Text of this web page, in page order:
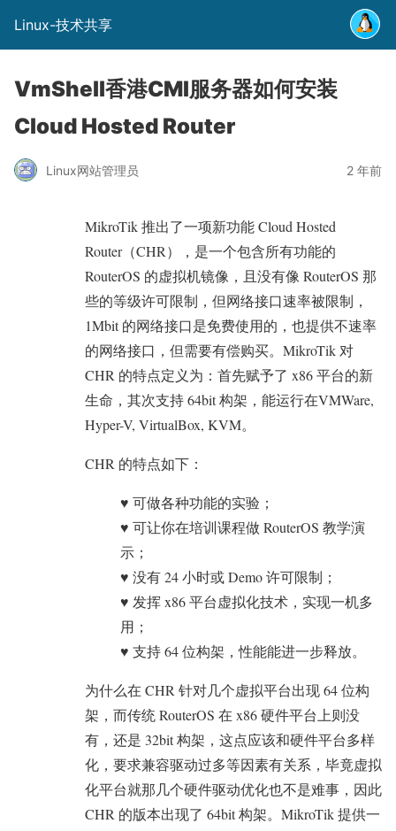
Linux-技术共享
VmShell香港CMI服务器如何安装
Cloud Hosted Router
Linux网站管理员 2 年前
MikroTik 推出了一项新功能 Cloud Hosted
Router（CHR），是一个包含所有功能的
RouterOS 的虚拟机镜像，且没有像 RouterOS 那
些的等级许可限制，但网络接口速率被限制，
1Mbit 的网络接口是免费使用的，也提供不速率
的网络接口，但需要有偿购买。MikroTik 对
CHR 的特点定义为：首先赋予了 x86 平台的新
生命，其次支持 64bit 构架，能运行在VMWare,
Hyper-V, VirtualBox, KVM。
CHR 的特点如下：
♥ 可做各种功能的实验；
♥ 可让你在培训课程做 RouterOS 教学演
示；
♥ 没有 24 小时或 Demo 许可限制；
♥ 发挥 x86 平台虚拟化技术，实现一机多
用；
♥ 支持 64 位构架，性能能进一步释放。
为什么在 CHR 针对几个虚拟平台出现 64 位构
架，而传统 RouterOS 在 x86 硬件平台上则没
有，还是 32bit 构架，这点应该和硬件平台多样
化，要求兼容驱动过多等因素有关系，毕竟虚拟
化平台就那几个硬件驱动优化也不是难事，因此
CHR 的版本出现了 64bit 构架。MikroTik 提供一